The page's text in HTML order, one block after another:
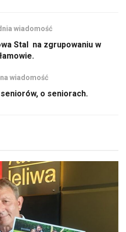
wiadomość
Stal na zgrupowaniu w
wiadomość
o seniorach.